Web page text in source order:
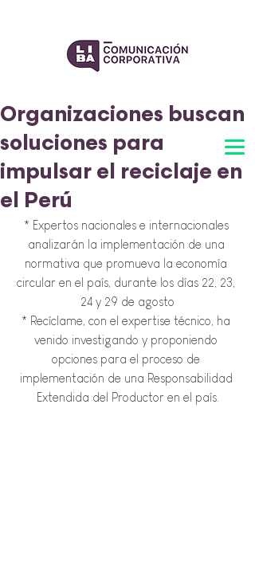
Organizaciones buscan
soluciones para
impulsar el reciclaje en
el Perú
* Expertos nacionales e internacionales
analizarán la implementación de una
normativa que promueva la economía
circular en el país, durante los días 22, 23,
24 y 29 de agosto
* Recíclame, con el expertise técnico, ha
venido investigando y proponiendo
opciones para el proceso de
implementación de una Responsabilidad
Extendida del Productor en el país.